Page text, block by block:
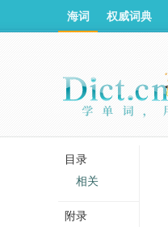
海词 权威词典
目录
相关
附录